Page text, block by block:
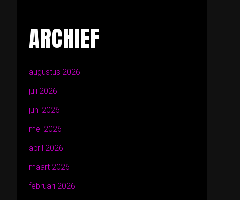
ARCHIEF
augustus 2026
juli 2026
juni 2026
mei 2026
april 2026
maart 2026
februari 2026